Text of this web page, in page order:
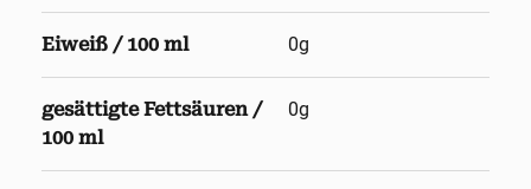
Eiweiß / 100 ml 0g
gesättigte Fettsäuren /
100 ml
0g